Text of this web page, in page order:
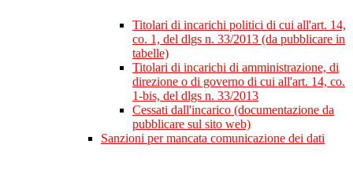
Titolari di incarichi politici di cui all'art. 14,
co. 1, del dlgs n. 33/2013 (da pubblicare in
tabelle)
Titolari di incarichi di amministrazione, di
direzione o di governo di cui all'art. 14, co.
1-bis, del dlgs n. 33/2013
Cessati dall'incarico (documentazione da
pubblicare sul sito web)
Sanzioni per mancata comunicazione dei dati